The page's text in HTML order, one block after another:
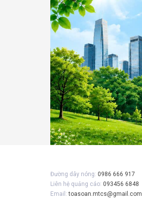
Đường dây nóng: 0986 666 917
Liên hệ quảng cáo: 093456 6848
Email:toasoan.mtcs@gmail.com